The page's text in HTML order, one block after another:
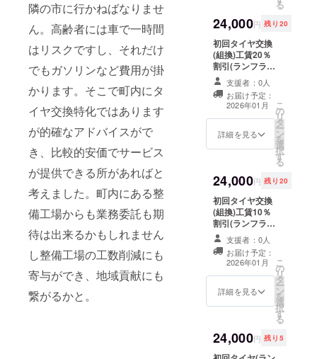
隣の市に行かねばなりませ
ん。高齢者には車で一時間
はリスクですし、それだけ
でもガソリンなど費用が掛
かります。そこで町内にタ
イヤ交換特化ではあります
が的確なアドバイスがで
き、比較的安価でサービス
が提供できる所があればと
考えました。町内にある整
備工場からも業務委託も期
待は出来るかもしれません
し整備工場の工数削減にも
寄与ができ、地域貢献にも
繋がるかと。
でご使用くださ
限：初回利用し
た時点で効果を
失効します。
：当
チケット発行よ
り5ヵ年末まで有
はホイールを発
送いただく際
に、同梱して
頂いても
ご利用いただけ
ます ・お車
一台につきチ
ケット1枚とさせ
て頂きます。
ケットをお持ち
の方は、利用し
でご使用くださ
限：初回利用し
た時点で効果を
失効します。
：当
チケット発行よ
り5ヵ年末まで有
る
24,000円 残り20
初回タイヤ交換
(組換)工賃20％
割引(ランフラッ
ト除く) ※4本 ●
ご利用時注意
・チケット
は当店舗に、紙
媒体でご持参又
は郵送にて
はホイールを発
送いただく際
に、同梱して
頂いても
ご利用いただけ
ます ・お車
一台につきチ
ケット1枚とさせ
て頂きます。
ケットをお持ち
の方は、利用し
でご使用くださ
支援者：0人
お届け予定：
2026年01月
詳細を見る
こ
の
リ
タ
ー
ン
を
選
択
す
る
24,000円 残り20
初回タイヤ交換
(組換)工賃10％
割引(ランフラッ
ト除く) ※4本 ●ご
利用時注意
・チケット
は当店舗に、紙
媒体でご持参又
は郵送にて
はホイールを発
送いただく際
支援者：0人
お届け予定：
2026年01月
詳細を見る
こ
の
リ
タ
ー
ン
を
選
択
す
る
24,000円 残り5